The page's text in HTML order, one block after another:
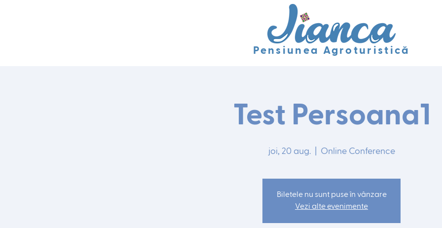
Pensiunea Agroturistică
Test Persoana1
joi, 20 aug.
  |
Online Conference
Biletele nu sunt puse în vânzare
Vezi alte evenimente